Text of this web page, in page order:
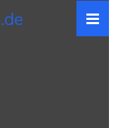
.de